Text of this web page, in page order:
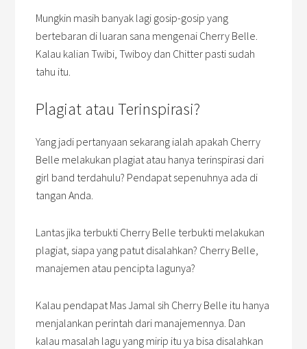
Mungkin masih banyak lagi gosip-gosip yang
bertebaran di luaran sana mengenai Cherry Belle.
Kalau kalian Twibi, Twiboy dan Chitter pasti sudah
tahu itu.
Plagiat atau Terinspirasi?
Yang jadi pertanyaan sekarang ialah apakah Cherry
Belle melakukan plagiat atau hanya terinspirasi dari
girl band terdahulu? Pendapat sepenuhnya ada di
tangan Anda.
Lantas jika terbukti Cherry Belle terbukti melakukan
plagiat, siapa yang patut disalahkan? Cherry Belle,
manajemen atau pencipta lagunya?
Kalau pendapat Mas Jamal sih Cherry Belle itu hanya
menjalankan perintah dari manajemennya. Dan
kalau masalah lagu yang mirip itu ya bisa disalahkan